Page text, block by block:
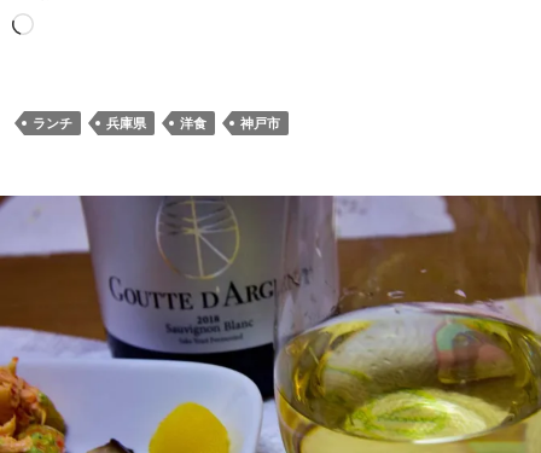
読
み
中…
ランチ 兵庫県 洋食 神戸市